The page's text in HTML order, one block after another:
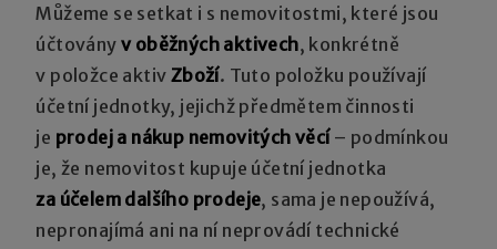
Můžeme se setkat i s nemovitostmi, které jsou
účtoványv oběžných aktivech, konkrétně
v položce aktiv Zboží. Tuto položku používají
účetní jednotky, jejichž předmětem činnosti
je prodej a nákup nemovitých věcí– podmínkou
je, že nemovitost kupuje účetní jednotka
za účelem dalšího prodeje, sama je nepoužívá,
nepronajímá ani na ní neprovádí technické